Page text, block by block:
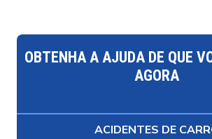
OBTENHA A AJUDA DE QUE
AGORA
ACIDENTES DE